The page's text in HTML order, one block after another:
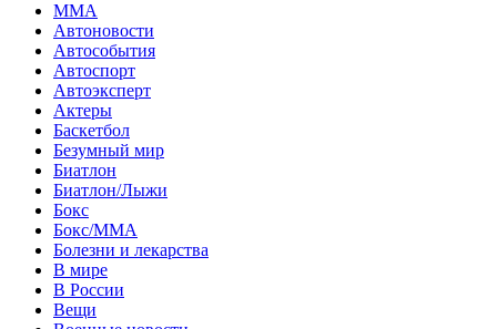
MMA
Автоновости
Автособытия
Автоспорт
Автоэксперт
Актеры
Баскетбол
Безумный мир
Биатлон
Биатлон/Лыжи
Бокс
Бокс/MMA
Болезни и лекарства
В мире
В России
Вещи